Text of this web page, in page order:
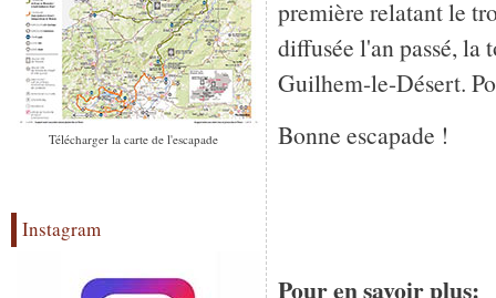
Télécharger la carte de l'escapade
Instagram
première relatant le
diffusée l'an passé, la
Guilhem-le-Désert.
Bonne escapade !
Pour en savoir plus: